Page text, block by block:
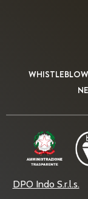
DPO Indo S.r.l.s.